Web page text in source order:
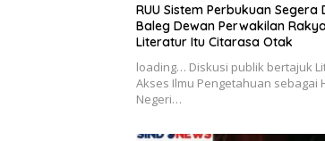
RUU Sistem Perbukuan Segera
Baleg Dewan Perwakilan
Literatur Itu Citarasa Otak
loading… Diskusi publik bertajuk
Akses Ilmu Pengetahuan sebagai
Negeri…